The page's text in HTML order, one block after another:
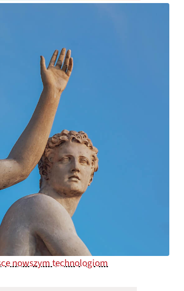
nowszym technologiom